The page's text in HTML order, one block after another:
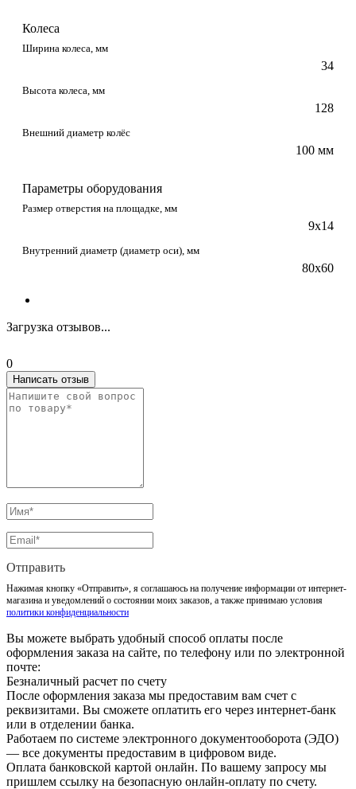
Колеса
Ширина колеса, мм
34
Высота колеса, мм
128
Внешний диаметр колёс
100 мм
Параметры оборудования
Размер отверстия на площадке, мм
9х14
Внутренний диаметр (диаметр оси), мм
80х60
Загрузка отзывов...
0
Написать отзыв
Отправить
Нажимая кнопку «Отправить», я соглашаюсь на получение информации от интернет-
магазина и уведомлений о состоянии моих заказов, а также принимаю условия
политики конфиденциальности
Вы можете выбрать удобный способ оплаты после
оформления заказа на сайте, по телефону или по электронной
почте:
Безналичный расчет по счету
После оформления заказа мы предоставим вам счет с
реквизитами. Вы сможете оплатить его через интернет-банк
или в отделении банка.
Работаем по системе электронного документооборота (ЭДО)
— все документы предоставим в цифровом виде.
Оплата банковской картой онлайн. По вашему запросу мы
пришлем ссылку на безопасную онлайн-оплату по счету.